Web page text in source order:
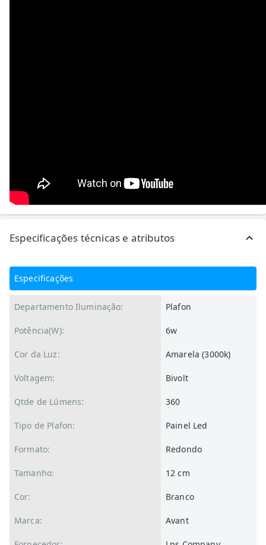
Especificações técnicas e atributos
Especificações
Departamento Iluminação: Plafon
Potência(W): 6w
Cor da Luz: Amarela (3000k)
Voltagem: Bivolt
Qtde de Lúmens: 360
Tipo de Plafon: Painel Led
Formato: Redondo
Tamanho: 12 cm
Cor: Branco
Marca: Avant